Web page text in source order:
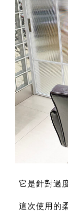
它是針對過
這次使用的